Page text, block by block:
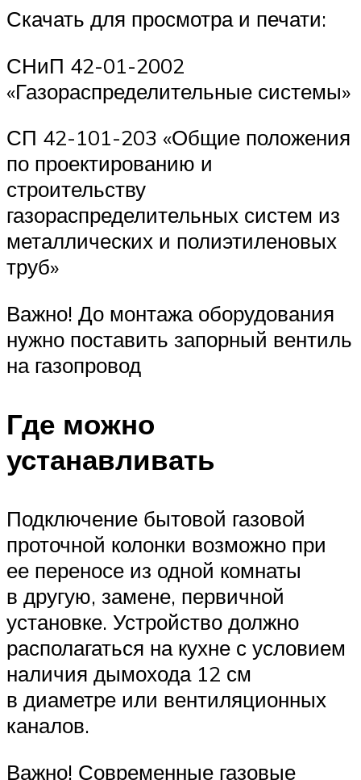
Скачать для просмотра и печати:
СНиП 42-01-2002
«Газораспределительные системы»
СП 42-101-203 «Общие положения
по проектированию и
строительству
газораспределительных систем из
металлических и полиэтиленовых
труб»
Важно! До монтажа оборудования
нужно поставить запорный вентиль
на газопровод
Где можно
устанавливать
Подключение бытовой газовой
проточной колонки возможно при
ее переносе из одной комнаты
в другую, замене, первичной
установке. Устройство должно
располагаться на кухне с условием
наличия дымохода 12 см
в диаметре или вентиляционных
каналов.
Важно! Современные газовые